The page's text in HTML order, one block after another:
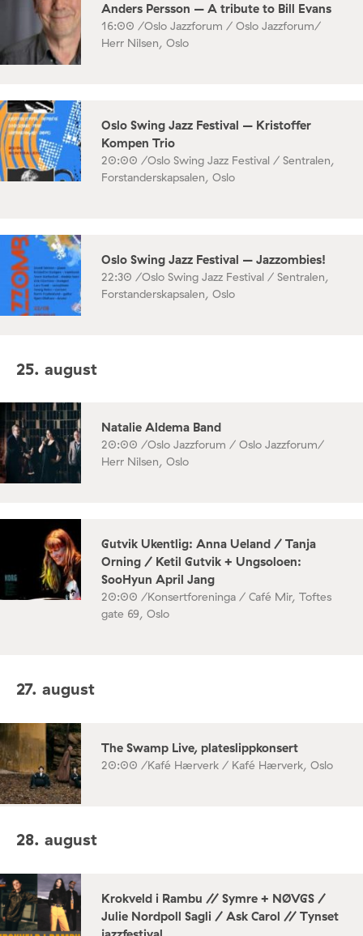
Anders Persson – A tribute to Bill Evans
16:00 /Oslo Jazzforum / Oslo Jazzforum/
Herr Nilsen, Oslo
Oslo Swing Jazz Festival – Kristoffer
Kompen Trio
20:00 /Oslo Swing Jazz Festival / Sentralen,
Forstanderskapsalen, Oslo
Oslo Swing Jazz Festival – Jazzombies!
22:30 /Oslo Swing Jazz Festival / Sentralen,
Forstanderskapsalen, Oslo
25. august
Natalie Aldema Band
20:00 /Oslo Jazzforum / Oslo Jazzforum/
Herr Nilsen, Oslo
Gutvik Ukentlig: Anna Ueland / Tanja
Orning / Ketil Gutvik + Ungsoloen:
SooHyun April Jang
20:00 /Konsertforeninga / Café Mir, Toftes
gate 69, Oslo
27. august
The Swamp Live, plateslippkonsert
20:00 /Kafé Hærverk / Kafé Hærverk, Oslo
28. august
Krokveld i Rambu // Symre + NØVGS /
Julie Nordpoll Sagli / Ask Carol // Tynset